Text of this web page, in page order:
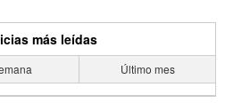
más leídas
Último mes